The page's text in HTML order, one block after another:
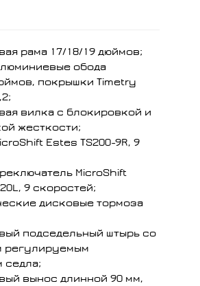
рама 17/18/19 дюймов;
обода
покрышки Timetry
вилка с блокировкой и
жесткости;
Estes TS200-9R, 9
MicroShift
9 скоростей;
дисковые тормоза
подседельный штырь со
регулируемым
седла;
вынос длинной 90 мм,